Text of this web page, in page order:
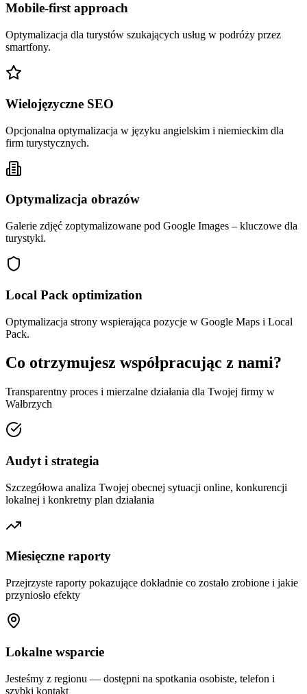
Mobile-first approach
Optymalizacja dla turystów szukających usług w podróży przez
smartfony.
Wielojęzyczne SEO
Opcjonalna optymalizacja w języku angielskim i niemieckim dla
firm turystycznych.
Optymalizacja obrazów
Galerie zdjęć zoptymalizowane pod Google Images – kluczowe dla
turystyki.
Local Pack optimization
Optymalizacja strony wspierająca pozycje w Google Maps i Local
Pack.
Co otrzymujesz współpracując z nami?
Transparentny proces i mierzalne działania dla Twojej firmy w
Wałbrzych
Audyt i strategia
Szczegółowa analiza Twojej obecnej sytuacji online, konkurencji
lokalnej i konkretny plan działania
Miesięczne raporty
Przejrzyste raporty pokazujące dokładnie co zostało zrobione i jakie
przyniosło efekty
Lokalne wsparcie
Jesteśmy z regionu — dostępni na spotkania osobiste, telefon i
szybki kontakt